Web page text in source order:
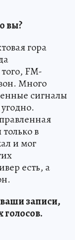
вы?
гора
FM-
Много
сигналы
в
и мог
есть, а
записи,
голосов.